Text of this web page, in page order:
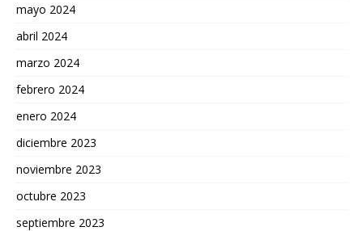
mayo 2024
abril 2024
marzo 2024
febrero 2024
enero 2024
diciembre 2023
noviembre 2023
octubre 2023
septiembre 2023